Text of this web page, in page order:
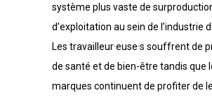
système plus vaste de
d’exploitation au sein de l’industrie
Les travailleur·euse·s souffrent de
de santé et de bien-être tandis que
marques continuent de profiter de